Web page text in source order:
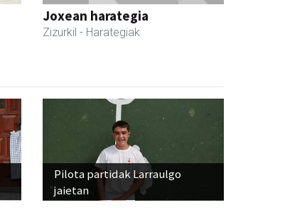
Joxean harategia
Zizurkil - Harategiak
Pilota partidak Larraulgo
jaietan